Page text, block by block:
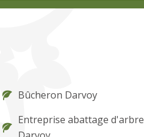
Bûcheron Darvoy
Entreprise abattage d'arbre